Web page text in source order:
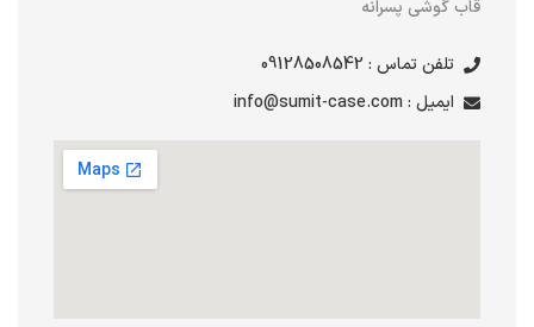
قاب گوشی پسرانه
تلفن تماس : 09128508542
ایمیل : info@sumit-case.com